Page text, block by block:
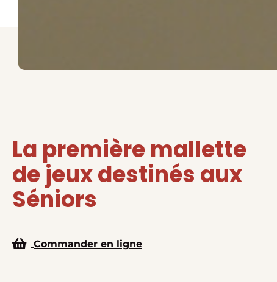
La première mallette
de jeux destinés aux
Séniors
Commander en ligne